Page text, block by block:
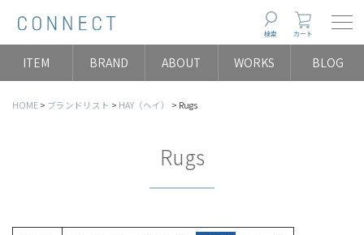
検索 カート
ITEM BRAND ABOUT WORKS BLOG
HOME ブランドリスト HAY（ヘイ） Rugs
Rugs